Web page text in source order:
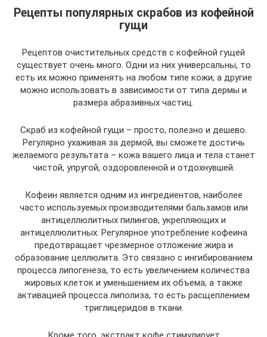
Рецепты популярных скрабов из кофейной
гущи
Рецептов очистительных средств с кофейной гущей
существует очень много. Одни из них универсальны, то
есть их можно применять на любом типе кожи, а другие
можно использовать в зависимости от типа дермы и
размера абразивных частиц.
Скраб из кофейной гущи – просто, полезно и дешево.
Регулярно ухаживая за дермой, вы сможете достичь
желаемого результата – кожа вашего лица и тела станет
чистой, упругой, оздоровленной и отдохнувшей.
Кофеин является одним из ингредиентов, наиболее
часто используемых производителями бальзамов или
антицеллюлитных пилингов, укрепляющих и
антицеллюлитных. Регулярное употребление кофеина
предотвращает чрезмерное отложение жира и
образование целлюлита. Это связано с ингибированием
процесса липогенеза, то есть увеличением количества
жировых клеток и уменьшением их объема, а также
активацией процесса липолиза, то есть расщеплением
триглицеридов в ткани.